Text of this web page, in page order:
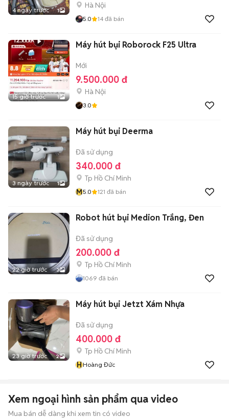
4 ngày trước 1
Hà Nội
5.0 14 đã bán
15 giờ trước 1
Máy hút bụi Roborock F25 Ultra
Mới
9.500.000 đ
Hà Nội
3.0
3 ngày trước 1
Máy hút bụi Deerma
Đã sử dụng
340.000 đ
Tp Hồ Chí Minh
M5.0 121 đã bán
22 giờ trước 3
Robot hút bụi Medion Trắng, Đen
Đã sử dụng
200.000 đ
Tp Hồ Chí Minh
1069 đã bán
23 giờ trước 2
Máy hút bụi Jetzt Xám Nhựa
Đã sử dụng
400.000 đ
Tp Hồ Chí Minh
HHoàng Đức
Xem ngoại hình sản phẩm qua video
Mua bán dễ dàng khi xem tin có video